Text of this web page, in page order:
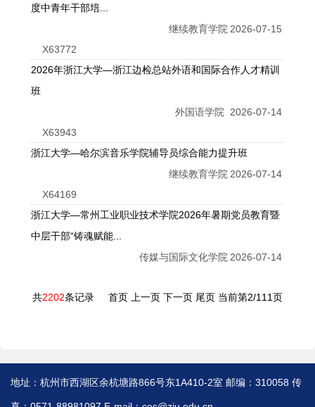
度中青年干部培...
2026-07-15
继续教育学院
X63772
2026年浙江大学—浙江边检总站外语和国际合作人才精训
班
2026-07-14
外国语学院
X63943
浙江大学—哈尔滨音乐学院辅导员综合能力提升班
2026-07-14
继续教育学院
X64169
浙江大学—常州工业职业技术学院2026年暑期党员教育暨
中层干部“铸魂赋能...
2026-07-14
传媒与国际文化学院
共2202条记录 首页 上一页 下一页 尾页 当前第2/111页
地址：杭州市西湖区余杭塘路866号东1A410-2室 邮编：310058 传